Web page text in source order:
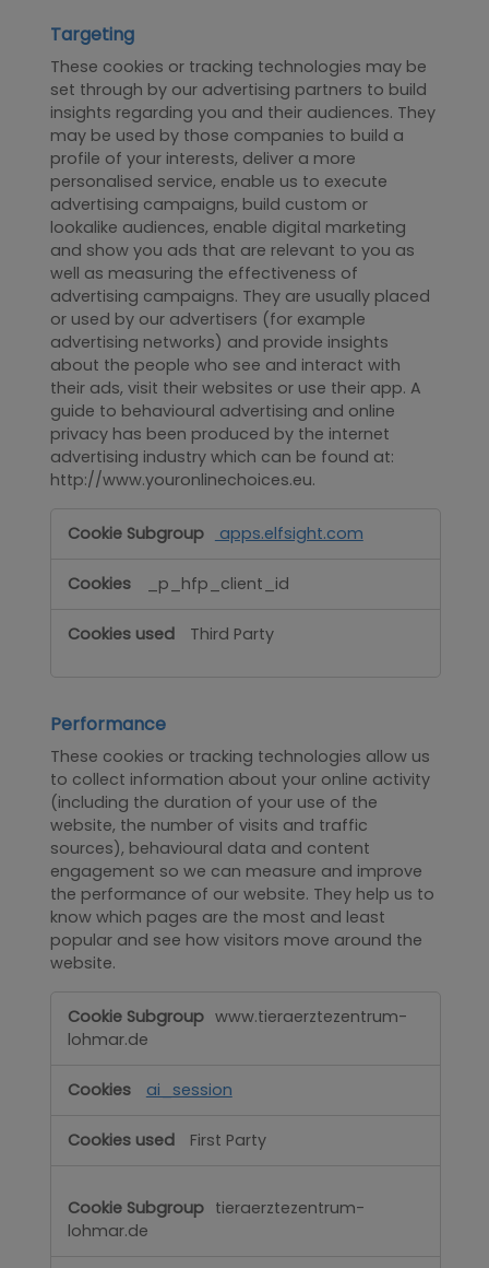
Targeting
These cookies or tracking technologies may be
set through by our advertising partners to build
insights regarding you and their audiences. They
may be used by those companies to build a
profile of your interests, deliver a more
personalised service, enable us to execute
advertising campaigns, build custom or
lookalike audiences, enable digital marketing
and show you ads that are relevant to you as
well as measuring the effectiveness of
advertising campaigns. They are usually placed
or used by our advertisers (for example
advertising networks) and provide insights
about the people who see and interact with
their ads, visit their websites or use their app. A
guide to behavioural advertising and online
privacy has been produced by the internet
advertising industry which can be found at:
http://www.youronlinechoices.eu.
Targeting apps.elfsight.com
_p_hfp_client_id
Third Party
Performance
These cookies or tracking technologies allow us
to collect information about your online activity
(including the duration of your use of the
website, the number of visits and traffic
sources), behavioural data and content
engagement so we can measure and improve
the performance of our website. They help us to
know which pages are the most and least
popular and see how visitors move around the
website.
Performance
www.tieraerztezentrum-
lohmar.de
ai_session
First Party
tieraerztezentrum-
lohmar.de